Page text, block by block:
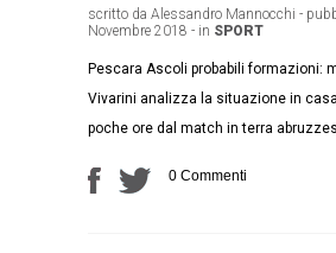
scritto da Alessandro Mannocchi -
Novembre 2018 - in SPORT
Pescara Ascoli probabili formazioni:
Vivarini analizza la situazione in
poche ore dal match in terra
0 Commenti